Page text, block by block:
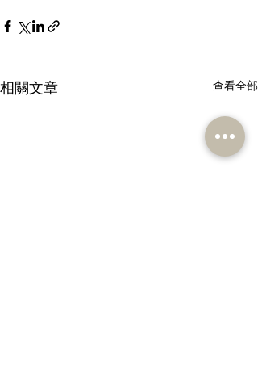
相關文章 查看全部